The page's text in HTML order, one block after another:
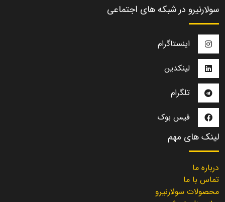
سولارنیرو در شبکه های اجتماعی
اینستاگرام
لینکدین
تلگرام
فیس بوک
لینک های مهم
درباره ما
تماس با ما
محصولات سولارنیرو